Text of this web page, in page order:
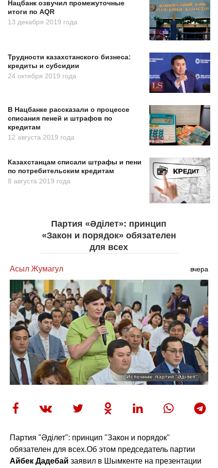
Нацбанк озвучил промежуточные
итоги по AQR
13 декабря 2019 года
Трудности казахстанского бизнеса:
кредиты и субсидии
24 октября 2019 года
В Нацбанке рассказали о процессе
списания пеней и штрафов по
кредитам
12 августа 2019 года
Казахстанцам списали штрафы и пени
по потребительским кредитам
8 августа 2019 года
Партия «Әділет»: принцип
«Закон и порядок» обязателен
для всех
Асыл Жумагул вчера
Партия "Әділет": принцип "Закон и порядок"
обязателен для всех.Об этом председатель партии
Айбек Дадебай заявил в Шымкенте на презентации